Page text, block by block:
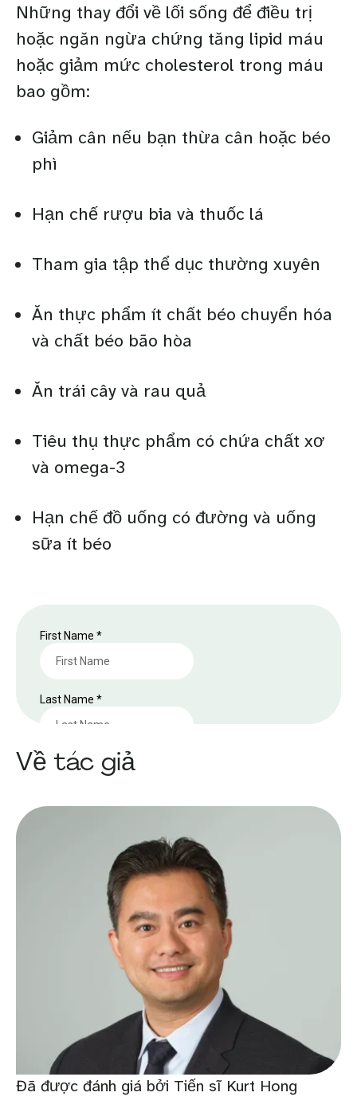
Những thay đổi về lối sống để điều trị
hoặc ngăn ngừa chứng tăng lipid máu
hoặc giảm mức cholesterol trong máu
bao gồm:
Giảm cân nếu bạn thừa cân hoặc béo
phì
Hạn chế rượu bia và thuốc lá
Tham gia tập thể dục thường xuyên
Ăn thực phẩm ít chất béo chuyển hóa
và chất béo bão hòa
Ăn trái cây và rau quả
Tiêu thụ thực phẩm có chứa chất xơ
và omega-3
Hạn chế đồ uống có đường và uống
sữa ít béo
Về tác giả
Đã được đánh giá bởi Tiến sĩ Kurt Hong